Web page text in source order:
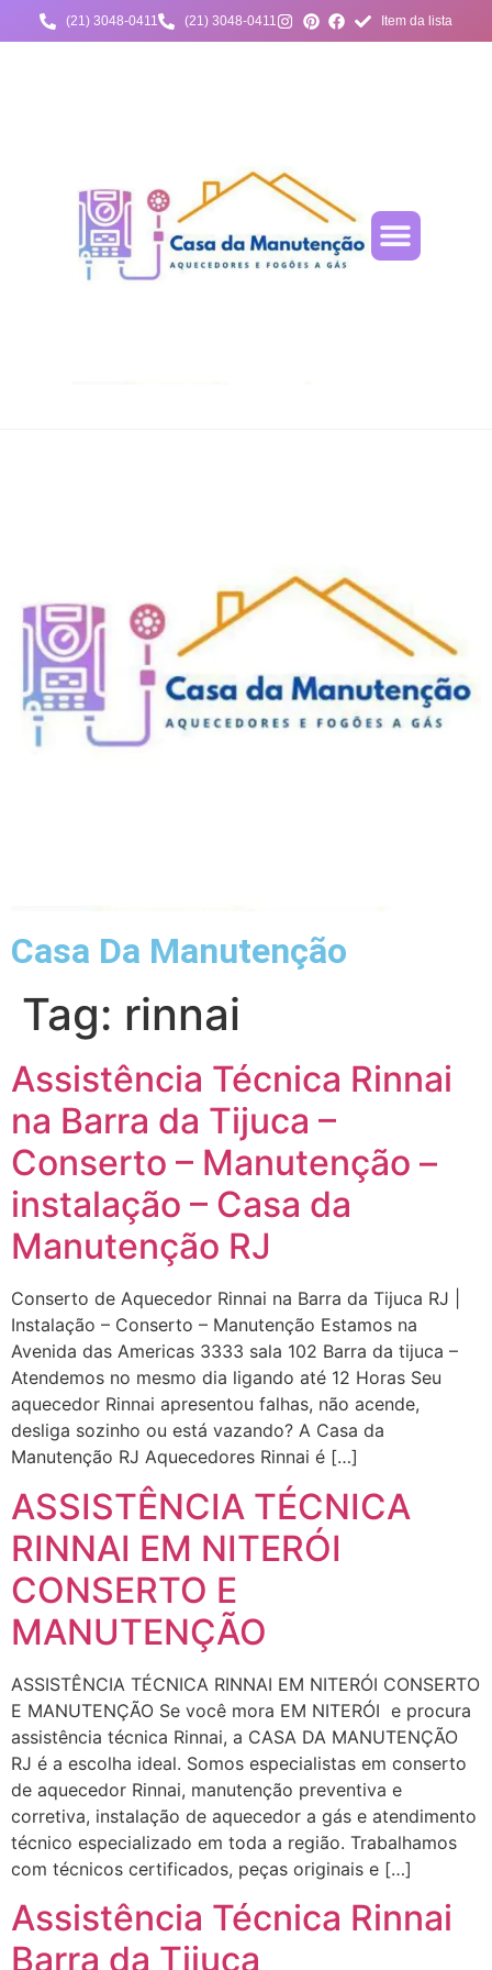
(21) 3048-0411 (21) 3048-0411 Item da lista
Casa Da Manutenção
Tag: rinnai
Assistência Técnica Rinnai
na Barra da Tijuca –
Conserto – Manutenção –
instalação – Casa da
Manutenção RJ
Conserto de Aquecedor Rinnai na Barra da Tijuca RJ |
Instalação – Conserto – Manutenção Estamos na
Avenida das Americas 3333 sala 102 Barra da tijuca –
Atendemos no mesmo dia ligando até 12 Horas Seu
aquecedor Rinnai apresentou falhas, não acende,
desliga sozinho ou está vazando? A Casa da
Manutenção RJ Aquecedores Rinnai é […]
ASSISTÊNCIA TÉCNICA
RINNAI EM NITERÓI
CONSERTO E
MANUTENÇÃO
ASSISTÊNCIA TÉCNICA RINNAI EM NITERÓI CONSERTO
E MANUTENÇÃO Se você mora EM NITERÓI e procura
assistência técnica Rinnai, a CASA DA MANUTENÇÃO
RJ é a escolha ideal. Somos especialistas em conserto
de aquecedor Rinnai, manutenção preventiva e
corretiva, instalação de aquecedor a gás e atendimento
técnico especializado em toda a região. Trabalhamos
com técnicos certificados, peças originais e […]
Assistência Técnica Rinnai
Barra da Tijuca